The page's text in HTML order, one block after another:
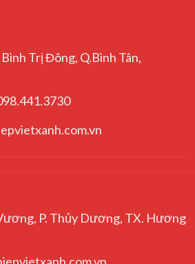
Trị Đông, Q.Bình Tân,
P. Thủy Dương, TX. Hương